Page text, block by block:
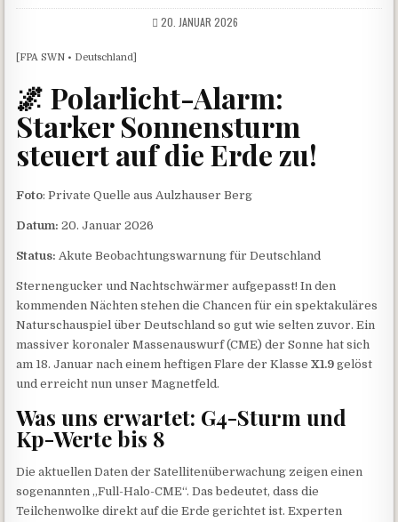
20. JANUAR 2026
[FPA SWN • Deutschland]
🌌 Polarlicht-Alarm:
Starker Sonnensturm
steuert auf die Erde zu!
Foto: Private Quelle aus Aulzhauser Berg
Datum: 20. Januar 2026
Status: Akute Beobachtungswarnung für Deutschland
Sternengucker und Nachtschwärmer aufgepasst! In den
kommenden Nächten stehen die Chancen für ein spektakuläres
Naturschauspiel über Deutschland so gut wie selten zuvor. Ein
massiver koronaler Massenauswurf (CME) der Sonne hat sich
am 18. Januar nach einem heftigen Flare der Klasse X1.9 gelöst
und erreicht nun unser Magnetfeld.
Was uns erwartet: G4-Sturm und
Kp-Werte bis 8
Die aktuellen Daten der Satellitenüberwachung zeigen einen
sogenannten „Full-Halo-CME“. Das bedeutet, dass die
Teilchenwolke direkt auf die Erde gerichtet ist. Experten